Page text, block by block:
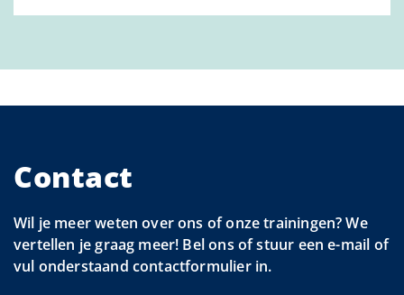
Contact
Wil je meer weten over ons of onze trainingen? We
vertellen je graag meer! Bel ons of stuur een e-mail of
vul onderstaand contactformulier in.